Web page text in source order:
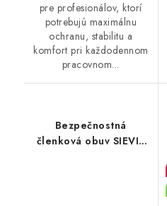
pre profesionálov, ktorí
potrebujú maximálnu
ochranu, stabilitu a
komfort pri každodennom
pracovnom...
Bezpečnostná
členková obuv SIEVI -